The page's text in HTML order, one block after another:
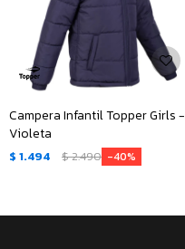
Campera Infantil Topper Girls -
Violeta
$ 1.494 $2.490 40